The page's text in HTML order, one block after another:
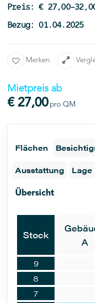
Preis: € 27,00-
Bezug: 01.04.2025
Merken
Mietpreis ab
€ 27,00 pro QM
Flächen
Ausstattung
Lage
Übersicht
Stock
A
9
8
7